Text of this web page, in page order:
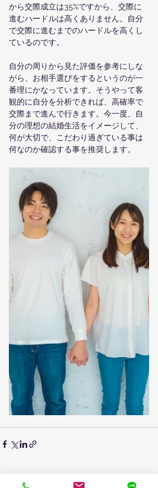
から交際成立は35%ですから、交際に
進むハードルは高くありません。自分
で交際に進むまでのハードルを高くし
ているのです。
自分の周りから見た評価を参考にしな
がら、お相手選びをするというのが一
番理にかなっています。そうやって客
観的に自分を分析できれば、高確率で
交際まで進んで行きます。今一度、自
分の理想の結婚生活をイメージして、
何が大切で、こだわり過ぎている事は
何なのか確認する事を推奨します。
最新記事 すべて表示